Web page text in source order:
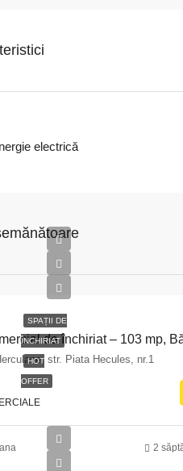
electrică
SPAȚII DE
ÎNCHIRIAT
HOT
OFFER
str. Piata Hecules, nr.1
2